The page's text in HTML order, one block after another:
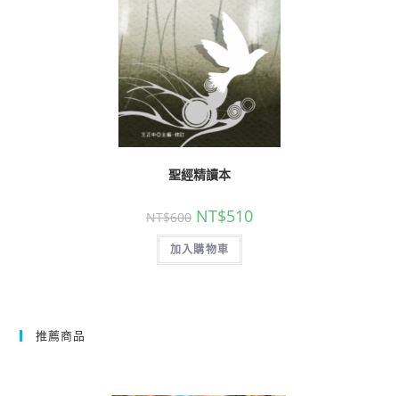
聖經精讀本
NT$600 NT$510
加入購物車
推薦商品